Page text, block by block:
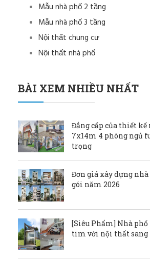
Mẫu nhà phố 2 tầng
Mẫu nhà phố 3 tầng
Nội thất chung cư
Nội thất nhà phố
BÀI XEM NHIỀU NHẤT
Đẳng cấp của thiết
7x14m 4 phòng ngủ
trọng
Đơn giá xây dựng
gói năm 2026
[Siêu Phẩm] Nhà
tim với nội thất sang